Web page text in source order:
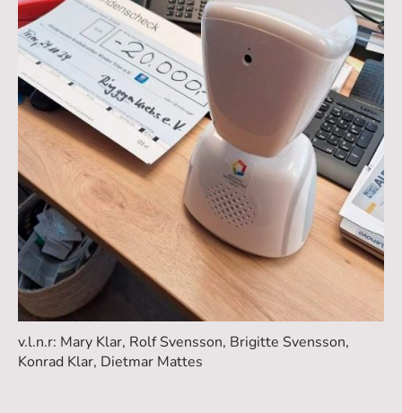
v.l.n.r: Mary Klar, Rolf Svensson, Brigitte Svensson,
Konrad Klar, Dietmar Mattes